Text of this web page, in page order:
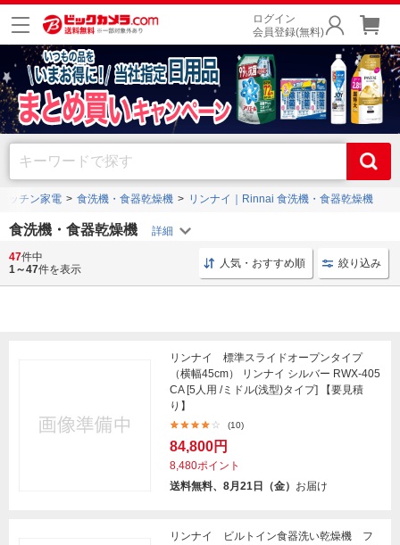
ログイン
会員登録(無料)
ッチン家電 食洗機・食器乾燥機 リンナイ｜Rinnai 食洗機・食器乾燥機
食洗機・食器乾燥機
分岐 食器洗い乾燥機専用 分岐水栓 分岐 食器洗い機
47件中
1～47件を表示 人気・おすすめ順 絞り込み
リンナイ 標準スライドオープンタイプ
（横幅45cm） リンナイ シルバー RWX-405
CA [5人用 /ミドル(浅型)タイプ] 【要見積
り】
(10)
84,800円
8,480ポイント
送料無料、8月21日（金） お届け
リンナイ ビルトイン食器洗い乾燥機 フ